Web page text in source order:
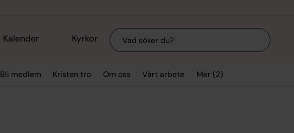
Kalender Kyrkor Sök
Bli medlem Kristen tro Om oss Vårt arbete Mer (2)